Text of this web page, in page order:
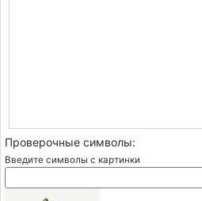
Проверочные символы:
Введите символы с картинки